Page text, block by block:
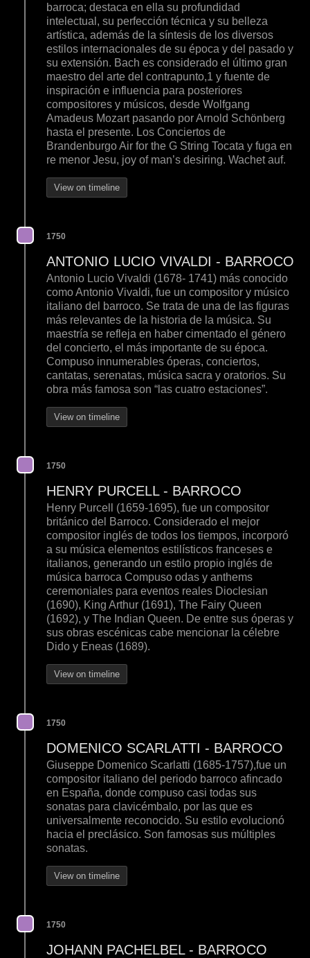
barroca; destaca en ella su profundidad
intelectual, su perfección técnica y su belleza
artística, además de la síntesis de los diversos
estilos internacionales de su época y del pasado y
su extensión. Bach es considerado el último gran
maestro del arte del contrapunto,1 y fuente de
inspiración e influencia para posteriores
compositores y músicos, desde Wolfgang
Amadeus Mozart pasando por Arnold Schönberg
hasta el presente. Los Conciertos de
Brandenburgo Air for the G String Tocata y fuga en
re menor Jesu, joy of man’s desiring. Wachet auf.
View on timeline
1750
ANTONIO LUCIO VIVALDI - BARROCO
Antonio Lucio Vivaldi (1678- 1741) más conocido
como Antonio Vivaldi, fue un compositor y músico
italiano del barroco. Se trata de una de las figuras
más relevantes de la historia de la música. Su
maestría se refleja en haber cimentado el género
del concierto, el más importante de su época.
Compuso innumerables óperas, conciertos,
cantatas, serenatas, música sacra y oratorios. Su
obra más famosa son “las cuatro estaciones”.
View on timeline
1750
HENRY PURCELL - BARROCO
Henry Purcell (1659-1695), fue un compositor
británico del Barroco. Considerado el mejor
compositor inglés de todos los tiempos, incorporó
a su música elementos estilísticos franceses e
italianos, generando un estilo propio inglés de
música barroca Compuso odas y anthems
ceremoniales para eventos reales Dioclesian
(1690), King Arthur (1691), The Fairy Queen
(1692), y The Indian Queen. De entre sus óperas y
sus obras escénicas cabe mencionar la célebre
Dido y Eneas (1689).
View on timeline
1750
DOMENICO SCARLATTI - BARROCO
Giuseppe Domenico Scarlatti (1685-1757),fue un
compositor italiano del periodo barroco afincado
en España, donde compuso casi todas sus
sonatas para clavicémbalo, por las que es
universalmente reconocido. Su estilo evolucionó
hacia el preclásico. Son famosas sus múltiples
sonatas.
View on timeline
1750
JOHANN PACHELBEL - BARROCO